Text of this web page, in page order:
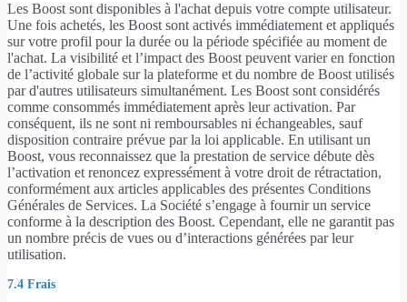
Les Boost sont disponibles à l'achat depuis votre compte utilisateur.
Une fois achetés, les Boost sont activés immédiatement et appliqués
sur votre profil pour la durée ou la période spécifiée au moment de
l'achat. La visibilité et l’impact des Boost peuvent varier en fonction
de l’activité globale sur la plateforme et du nombre de Boost utilisés
par d'autres utilisateurs simultanément. Les Boost sont considérés
comme consommés immédiatement après leur activation. Par
conséquent, ils ne sont ni remboursables ni échangeables, sauf
disposition contraire prévue par la loi applicable. En utilisant un
Boost, vous reconnaissez que la prestation de service débute dès
l’activation et renoncez expressément à votre droit de rétractation,
conformément aux articles applicables des présentes Conditions
Générales de Services. La Société s’engage à fournir un service
conforme à la description des Boost. Cependant, elle ne garantit pas
un nombre précis de vues ou d’interactions générées par leur
utilisation.
7.4 Frais